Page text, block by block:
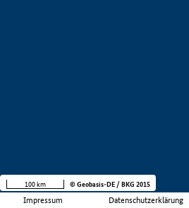
Impressum Datenschutzerklärung
100 km © Geobasis-DE / BKG 2015